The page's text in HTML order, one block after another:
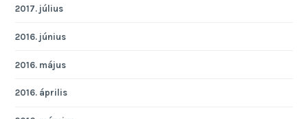
2017. július
2016. június
2016. május
2016. április